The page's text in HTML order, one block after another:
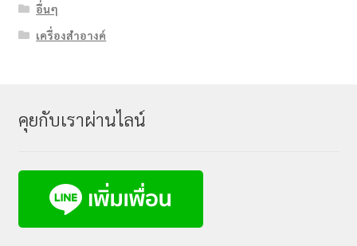
อื่นๆ
เครื่องสำอางค์
คุยกับเราผ่านไลน์